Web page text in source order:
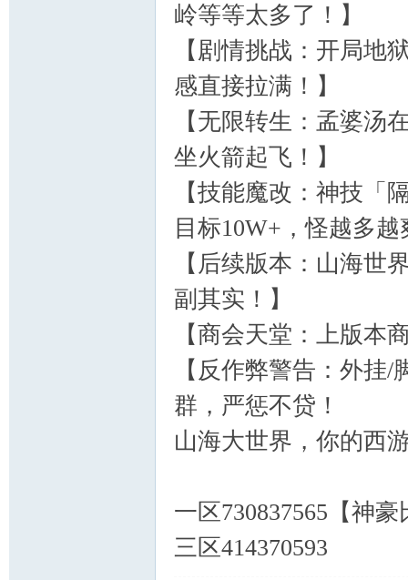
岭等等太多了！】
【剧情挑战：开局地
感直接拉满！】
【无限转生：孟婆汤
坐火箭起飞！】
【技能魔改：神技「
目标10W+，怪越多
【后续版本：山海世
副其实！】
【商会天堂：上版本
【反作弊警告：外挂
群，严惩不贷！
山海大世界，你的西
一区730837565【神
三区414370593